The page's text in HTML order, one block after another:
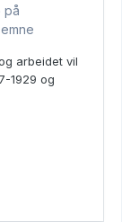
på
arbeidet vil
1929 og